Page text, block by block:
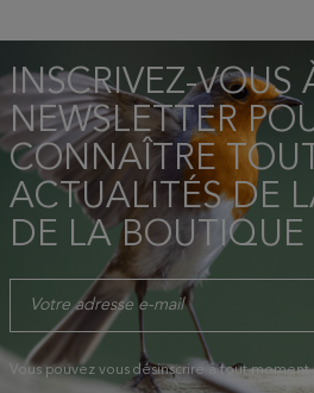
INSCRIVEZ-VOUS
NEWSLETTER
CONNAÎTRE
ACTUALITÉS DE
DE LA BOUTIQUE
Vous pouvez vous désinscrire à tout moment.